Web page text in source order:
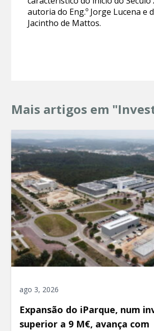
autoria do Eng.º Jorge Lucena e
Jacintho de Mattos.
Mais artigos em
ago 3, 2026
Expansão do iParque, num
superior a 9 M€, avança com